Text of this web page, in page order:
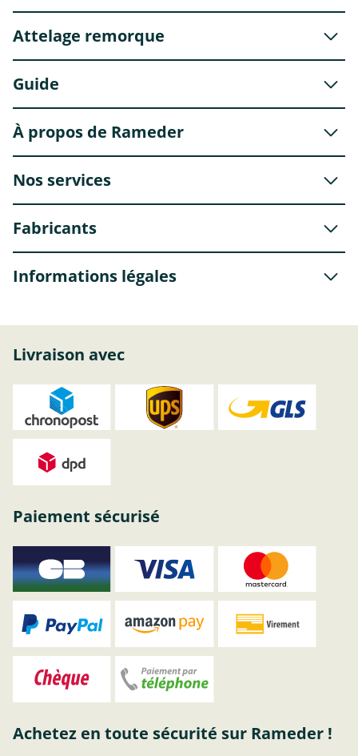
Attelage remorque
Guide
À propos de Rameder
Nos services
Fabricants
Informations légales
Livraison avec
Paiement sécurisé
Achetez en toute sécurité sur Rameder !